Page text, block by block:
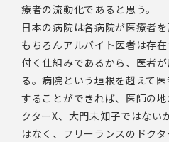
療者の流動化であると思う。
日本の病院は各病院が医療者
もちろんアルバイト医者は存
付く仕組みであるから、医者
る。病院という垣根を超えて
することができれば、医師の
クターX、大門未知子ではない
はなく、フリーランスのドク